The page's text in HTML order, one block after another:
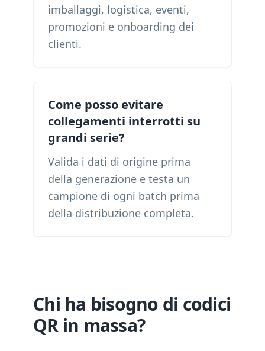
imballaggi, logistica, eventi,
promozioni e onboarding dei
clienti.
Come posso evitare
collegamenti interrotti su
grandi serie?
Valida i dati di origine prima
della generazione e testa un
campione di ogni batch prima
della distribuzione completa.
Chi ha bisogno di codici
QR in massa?